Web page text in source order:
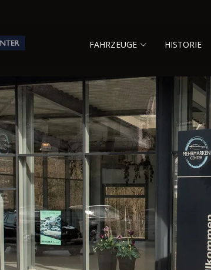
FAHRZEUGE HISTORIE